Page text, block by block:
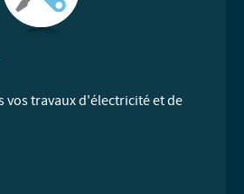
vos travaux d'électricité et de